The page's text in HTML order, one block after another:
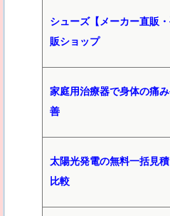
シューズ【メーカー直販
販ショップ
家庭用治療器で身体の痛
善
太陽光発電の無料一括見
比較